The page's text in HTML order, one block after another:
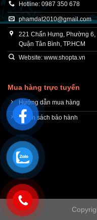
Hotline: 0987 350 678
phamdat2010@gmail.com
221 Chấn Hưng, Phường 6,
Quận Tân Bình, TP.HCM
Website: www.shopta.vn
Mua hàng trực tuyến
Hướng dẫn mua hàng
Chính sách bảo hành